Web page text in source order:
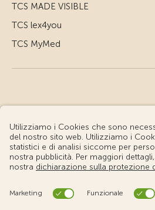
TCS MADE VISIBLE
TCS lex4you
TCS MyMed
© Touring Club
Condizioni d'uso –